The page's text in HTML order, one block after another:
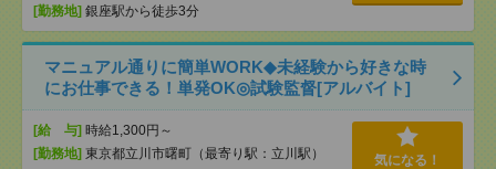
[勤務地] 銀座駅から徒歩3分
マニュアル通りに簡単WORK◆未経験から好きな時
にお仕事できる！単発OK◎試験監督[アルバイト]
[給 与] 時給1,300円～
[勤務地] 東京都立川市曙町（最寄り駅：立川駅） 気になる！